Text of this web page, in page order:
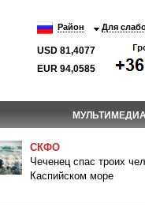
Район Для
USD 81,4077
EUR 94,0585
СКФО
Чеченец спас троих
Каспийском море